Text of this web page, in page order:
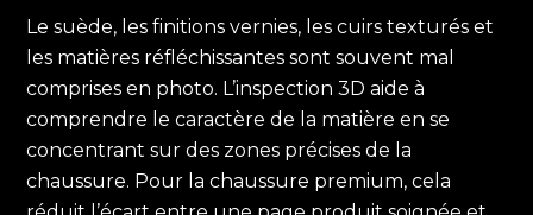
Le suède, les finitions vernies, les cuirs texturés et
les matières réfléchissantes sont souvent mal
comprises en photo. L’inspection 3D aide à
comprendre le caractère de la matière en se
concentrant sur des zones précises de la
chaussure. Pour la chaussure premium, cela